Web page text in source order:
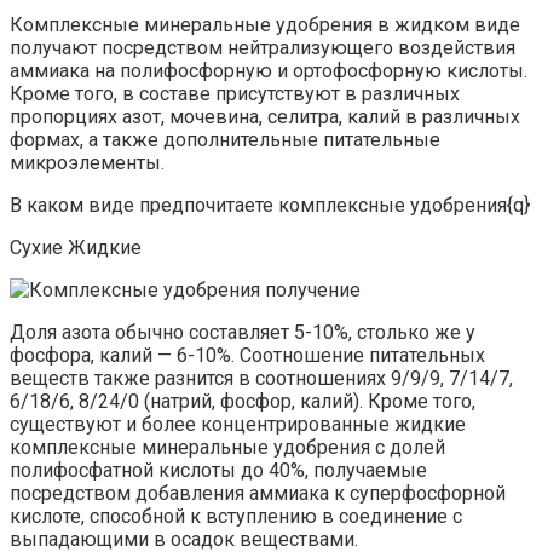
Комплексные минеральные удобрения в жидком виде
получают посредством нейтрализующего воздействия
аммиака на полифосфорную и ортофосфорную кислоты.
Кроме того, в составе присутствуют в различных
пропорциях азот, мочевина, селитра, калий в различных
формах, а также дополнительные питательные
микроэлементы.
В каком виде предпочитаете комплексные удобрения{q}
Сухие Жидкие
Доля азота обычно составляет 5-10%, столько же у
фосфора, калий — 6-10%. Соотношение питательных
веществ также разнится в соотношениях 9/9/9, 7/14/7,
6/18/6, 8/24/0 (натрий, фосфор, калий). Кроме того,
существуют и более концентрированные жидкие
комплексные минеральные удобрения с долей
полифосфатной кислоты до 40%, получаемые
посредством добавления аммиака к суперфосфорной
кислоте, способной к вступлению в соединение с
выпадающими в осадок веществами.